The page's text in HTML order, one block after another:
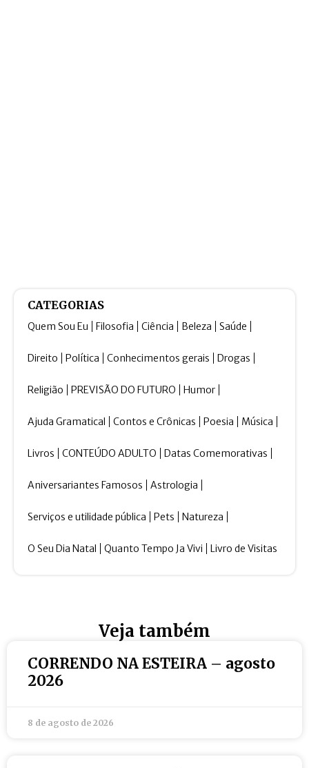
CATEGORIAS
Quem Sou Eu Filosofia Ciência Beleza Saúde
Direito Política Conhecimentos gerais Drogas
Religião PREVISÃO DO FUTURO Humor
Ajuda Gramatical Contos e Crônicas Poesia Música
Livros CONTEÚDO ADULTO Datas Comemorativas
Aniversariantes Famosos Astrologia
Serviços e utilidade pública Pets Natureza
O Seu Dia Natal Quanto Tempo Ja Vivi Livro de Visitas
Veja também
CORRENDO NA ESTEIRA – agosto
2026
8 de agosto de 2026